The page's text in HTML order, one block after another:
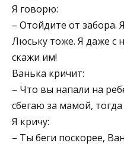
Я говорю:
– Отойдите от забора.
Люську тоже. Я даже с
скажи им!
Ванька кричит:
– Что вы напали на
сбегаю за мамой, тогда
Я кричу:
– Ты беги поскорее,